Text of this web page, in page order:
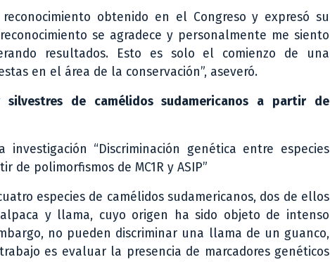
obtenido en el Congreso y expresó su
se agradece y personalmente me siento
resultados. Esto es solo el comienzo de una
en el área de la conservación”, aseveró.
silvestres de camélidos sudamericanos a partir de
“Discriminación genética entre especies
de polimorfismos de MC1R y ASIP”
especies de camélidos sudamericanos, dos de ellos
y llama, cuyo origen ha sido objeto de intenso
no pueden discriminar una llama de un guanco,
es evaluar la presencia de marcadores genéticos